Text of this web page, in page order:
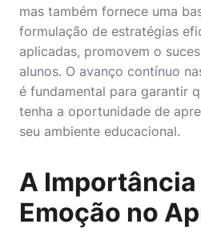
mas também fornece uma
formulação de estratégias
aplicadas, promovem o
alunos. O avanço contínuo
é fundamental para garantir
tenha a oportunidade de
seu ambiente educacional.
A Importância
Emoção no